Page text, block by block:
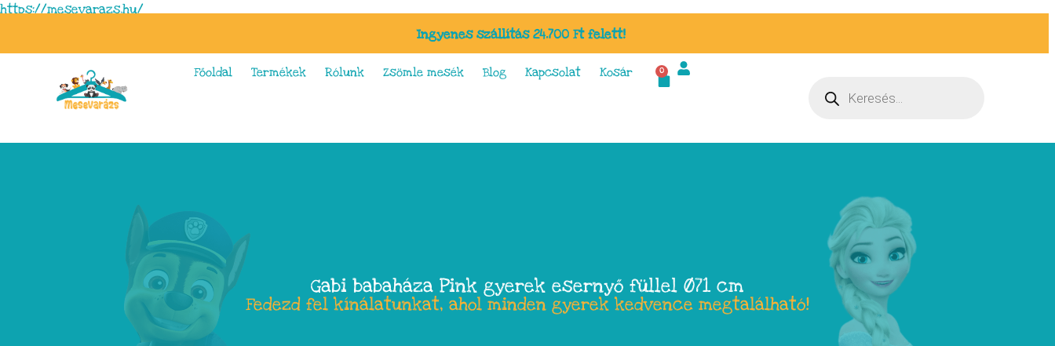
https://mesevarazs.hu/
Ingyenes szállítás 24.700 Ft felett!
Főoldal Termékek Rólunk Zsömle mesék Blog Kapcsolat Kosár 0
Gabi babaháza Pink gyerek esernyő füllel Ø71 cm
Fedezd fel kínálatunkat, ahol minden gyerek kedvence megtalálható!